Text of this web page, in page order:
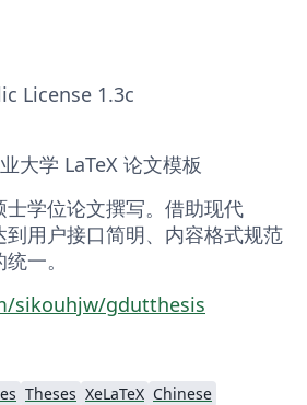
License 1.3c
大学 LaTeX 论文模板
学位论文撰写。借助现代
到用户接口简明、内容格式规范
一。
sikouhjw/gdutthesis
Theses XeLaTeX Chinese